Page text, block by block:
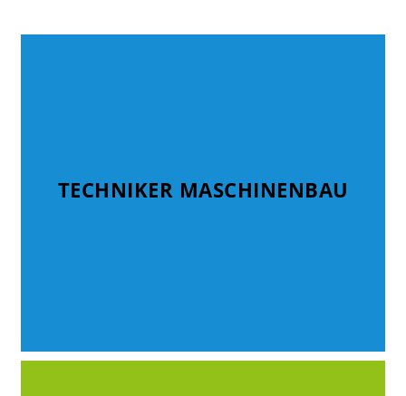
TECHNIKER MASCHINENBAU
TECHNIKER MASCHINENBAU